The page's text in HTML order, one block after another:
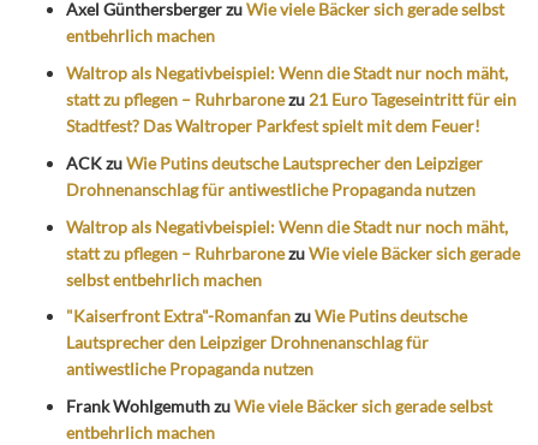
Axel GünthersbergerzuWie viele Bäcker sich gerade selbst
entbehrlich machen
Waltrop als Negativbeispiel: Wenn die Stadt nur noch mäht,
statt zu pflegen – Ruhrbaronezu 21 Euro Tageseintritt für ein
Stadtfest? Das Waltroper Parkfest spielt mit dem Feuer!
ACKzuWie Putins deutsche Lautsprecher den Leipziger
Drohnenanschlag für antiwestliche Propaganda nutzen
Waltrop als Negativbeispiel: Wenn die Stadt nur noch mäht,
statt zu pflegen – RuhrbaronezuWie viele Bäcker sich gerade
selbst entbehrlich machen
"Kaiserfront Extra"-RomanfanzuWie Putins deutsche
Lautsprecher den Leipziger Drohnenanschlag für
antiwestliche Propaganda nutzen
Frank WohlgemuthzuWie viele Bäcker sich gerade selbst
entbehrlich machen